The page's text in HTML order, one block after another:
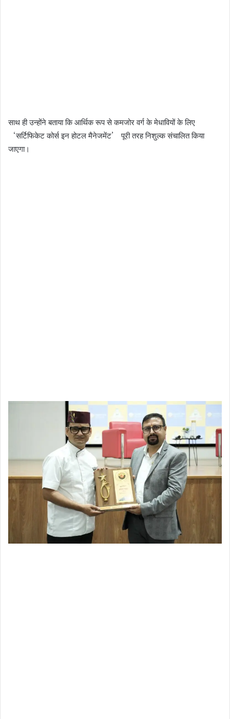
साथ ही उन्होंने बताया कि आर्थिक रूप से कमजोर वर्ग के मेधावियों के लिए
‘सर्टिफिकेट कोर्स इन होटल मैनेजमेंट’ पूरी तरह निशुल्क संचालित किया
जाएगा।